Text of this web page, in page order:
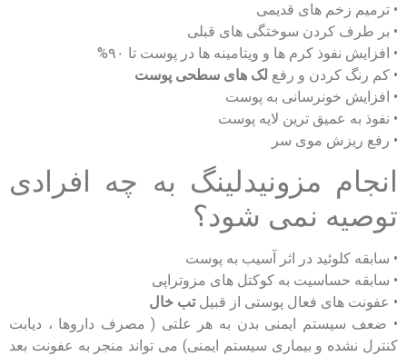
• ترمیم زخم های قدیمی
• بر طرف کردن سوختگی های قبلی
• افزایش نفوذ کرم ها و ویتامینه ها در پوست تا ۹۰%
• کم رنگ کردن و رفع لک های سطحی پوست
• افزایش خونرسانی به پوست
• نفوذ به عمیق ترین لایه پوست
• رفع ریزش موی سر
انجام مزونیدلینگ به چه افرادی
توصیه نمی شود؟
• سابقه کلوئید در اثر آسیب به پوست
• سابقه حساسیت به کوکتل های مزوتراپی
• عفونت های فعال پوستی از قبیلتب خال
• ضعف سیستم ایمنی بدن به هر علتی ( مصرف داروها ، دیابت
کنترل نشده و بیماری سیستم ایمنی) می تواند منجر به عفونت بعد